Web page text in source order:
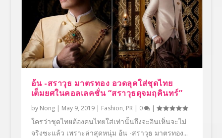
อ้น -สราวุธ มาตรทอง อวดลุคใส่ชุดไทย
เต็มยศในคอลเลคชั่น “สราวุธดุจมฤคินทร์”
by Nong| May 9, 2019| Fashion, PR| 0 |
ใครว่าชุดไทยต้องคนไทยใส่เท่านั้นถึงจะอินเห็นจะไม่
จริงซะแล้ว เพราะล่าสุดหนุ่ม อ้น -สราวุธ มาตรทอง...